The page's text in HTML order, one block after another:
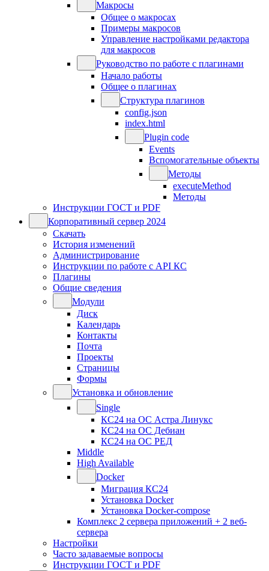
Макросы
Общее о макросах
Примеры макросов
Управление настройками редактора
для макросов
Руководство по работе с плагинами
Начало работы
Общее о плагинах
Структура плагинов
config.json
index.html
Plugin code
Events
Вспомогательные объекты
Методы
executeMethod
Методы
Инструкции ГОСТ и PDF
Корпоративный сервер 2024
Скачать
История изменений
Администрирование
Инструкции по работе с API КС
Плагины
Общие сведения
Модули
Диск
Календарь
Контакты
Почта
Проекты
Страницы
Формы
Установка и обновление
Single
КС24 на ОС Астра Линукс
КС24 на ОС Дебиан
КС24 на ОС РЕД
Middle
High Available
Docker
Миграция КС24
Установка Docker
Установка Docker-compose
Комплекс 2 сервера приложений + 2 веб-
сервера
Настройки
Часто задаваемые вопросы
Инструкции ГОСТ и PDF